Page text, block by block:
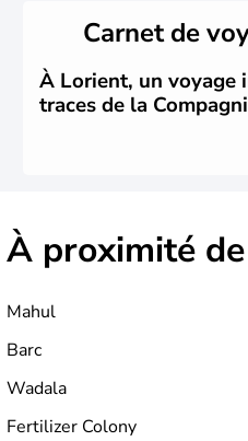
siècle, l'Inde reste sous
britannique jusqu'à
1947. Le Taj Mahal,
en l'honneur de son
1640 et est aujourd'hui
Carnet de
À Lorient, un voyage
traces de la
À proximité de
Mahul
Barc
Wadala
Fertilizer Colony